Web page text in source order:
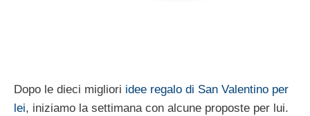
Dopo le dieci migliori idee regalo di San Valentino per
lei, iniziamo la settimana con alcune proposte per lui.